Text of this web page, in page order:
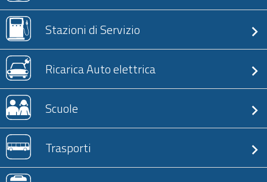
Stazioni di Servizio
Ricarica Auto elettrica
Scuole
Trasporti